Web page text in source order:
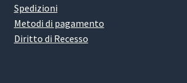
Spedizioni
Metodi di pagamento
Diritto di Recesso